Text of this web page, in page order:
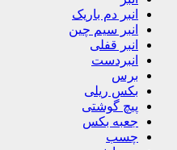
انبر دم باریک
انبر سیم چین
انبر قفلی
انبردست
برس
بکس ریلی
پیچ گوشتی
جعبه بکس
چسب